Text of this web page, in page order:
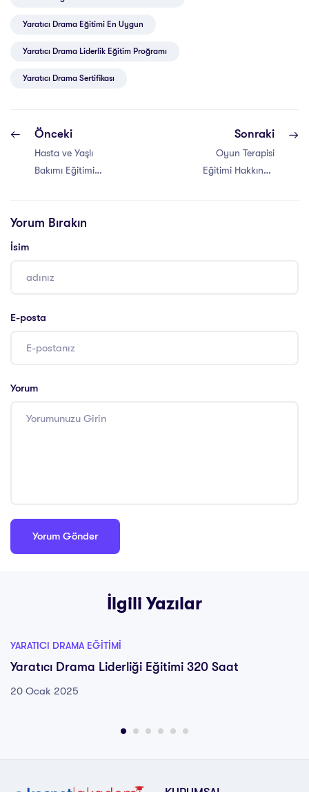
Yaratıcı Drama Eğitimi En Uygun
Yaratıcı Drama Liderlik Eğitim Proğramı
Yaratıcı Drama Sertifikası
Önceki
Hasta ve Yaşlı
Bakımı Eğitimi
Sonraki
Oyun Terapisi
Eğitimi Hakkında
Yorum Bırakın
İsim
E-posta
Yorum
İlgili Yazılar
YARATICI DRAMA EĞITIMI
Yaratıcı Drama Liderliği Eğitimi 320 Saat
20 Ocak 2025